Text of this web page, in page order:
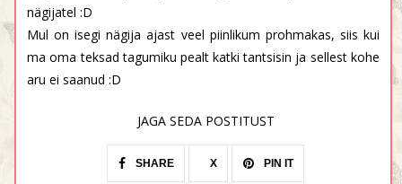
nägijatel :D
Mul on isegi nägija ajast veel piinlikum prohmakas, siis kui
ma oma teksad tagumiku pealt katki tantsisin ja sellest kohe
aru ei saanud :D
JAGA SEDA POSTITUST
SHARE X PIN IT